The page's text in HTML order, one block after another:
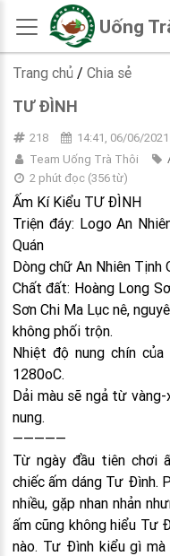
Uống
Trang chủ / Chia sẻ
TƯ ĐÌNH
218
14:41, 06/06/2021
Team Uống Trà Thôi
2 phút đọc(356từ)
Ấm Kí Kiểu TƯ ĐÌNH
Triện đáy: Logo An
Quán
Dòng chữ An Nhiên Tịnh
Chất đất: Hoàng Long
Sơn Chi Ma Lục nê,
không phối trộn.
Nhiệt độ nung chín
1280oC.
Dải màu sẽ ngả từ
nung.
—————
Từ ngày đầu tiên chơi
chiếc ấm dáng Tư Đình.
nhiều, gặp nhan nhản
ấm cũng không hiểu Tư
nào. Tư Đình kiểu gì